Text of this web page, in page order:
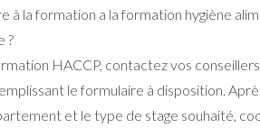
à la formation a la formation hygiène
?
HACCP, contactez vos
le formulaire à disposition.
et le type de stage souhaité,